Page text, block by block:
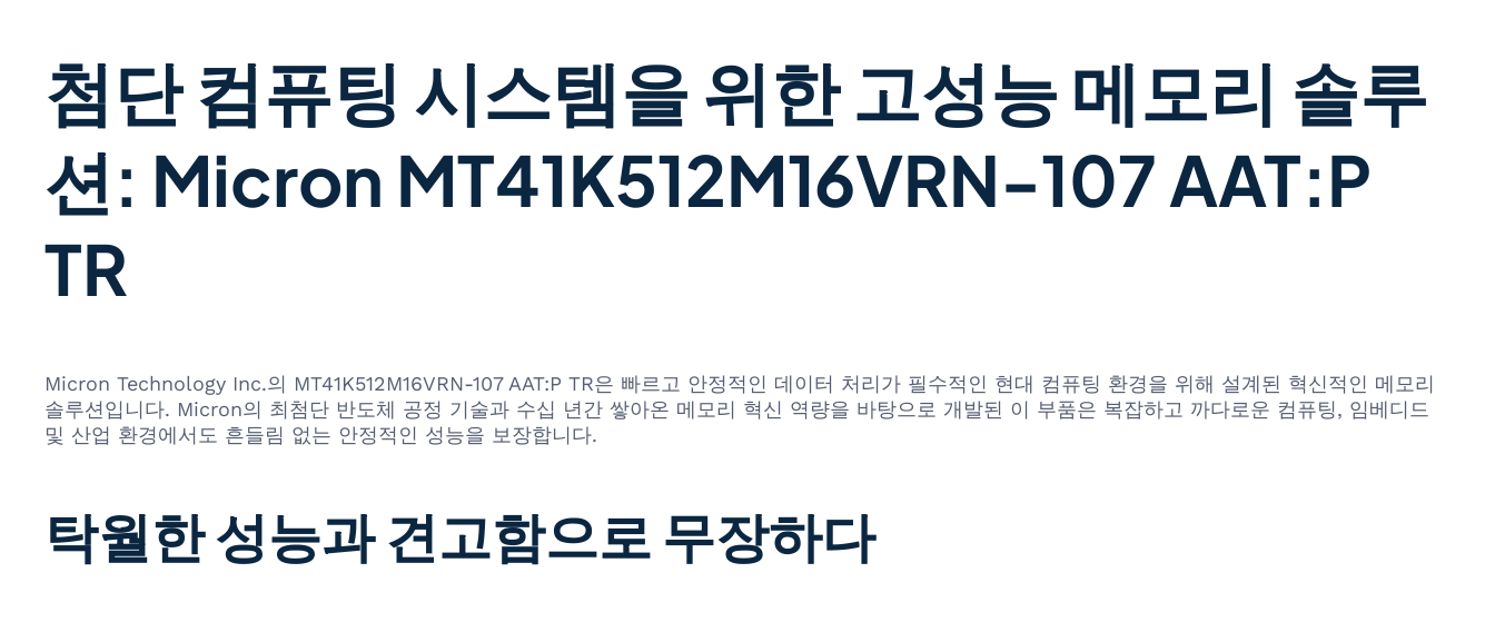
첨단 컴퓨팅 시스템을 위한 고성능 메모리 솔루
션: Micron MT41K512M16VRN-107 AAT:P
TR
Micron Technology Inc.의 MT41K512M16VRN-107 AAT:P TR은 빠르고 안정적인 데이터 처리가 필수적인 현대 컴퓨팅 환경을 위해 설계된 혁신적인 메모리
솔루션입니다. Micron의 최첨단 반도체 공정 기술과 수십 년간 쌓아온 메모리 혁신 역량을 바탕으로 개발된 이 부품은 복잡하고 까다로운 컴퓨팅, 임베디드
및 산업 환경에서도 흔들림 없는 안정적인 성능을 보장합니다.
탁월한 성능과 견고함으로 무장하다